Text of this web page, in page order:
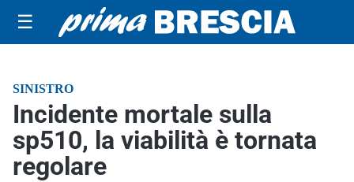
☰
SINISTRO
Incidente mortale sulla
sp510, la viabilità è tornata
regolare